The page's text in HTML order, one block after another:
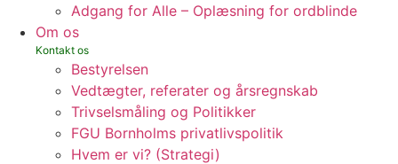
Adgang for Alle – Oplæsning for ordblinde
Om os
Bestyrelsen
Vedtægter, referater og årsregnskab
Trivselsmåling og Politikker
FGU Bornholms privatlivspolitik
Hvem er vi? (Strategi)